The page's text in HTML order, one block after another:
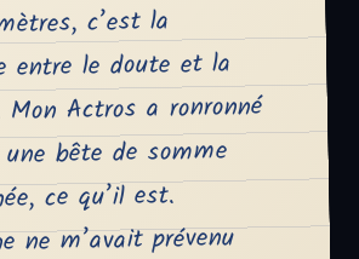
c’est la
entre le doute et la
Actros a ronronné
bête de somme
ce qu’il est.
ne m’avait prévenu